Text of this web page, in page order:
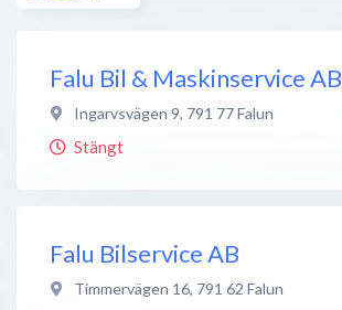
Falu Bil & Maskinservice AB
Ingarvsvägen 9, 791 77Falun
Stängt
Falu Bilservice AB
Timmervägen 16, 791 62 Falun